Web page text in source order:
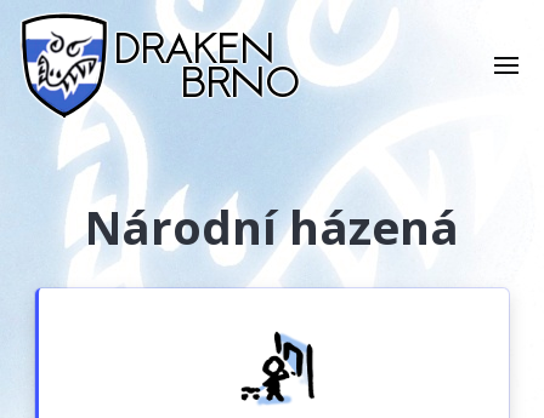
Národní házená